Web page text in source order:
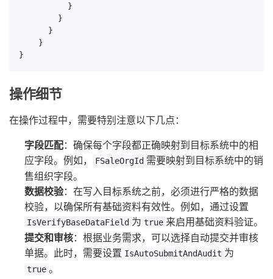
          }
        }
      }
    }
}
操作细节
在操作过程中，需要特别注意以下几点：
字段匹配：确保每个字段都正确映射到目标系统中的相
应字段。例如，
FSaleOrgId 需要映射到目标系统中的销
售组织字段。
数据校验：在写入目标系统之前，必须进行严格的数据
校验，以确保所有基础资料有效性。例如，通过设置
IsVerifyBaseDataField 为 true 来启用基础资料验证。
提交和审核：根据业务需求，可以选择自动提交并审核
单据。此时，需要设置 IsAutoSubmitAndAudit 为
true 。